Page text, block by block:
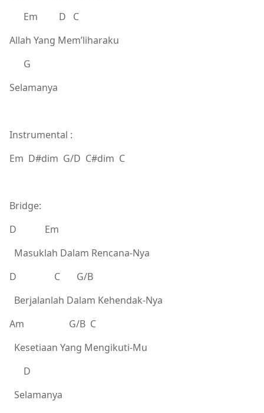
Em D C
Allah Yang Mem’liharaku
G
Selamanya
Instrumental :
Em D#dim G/D C#dim C
Bridge:
D Em
Masuklah Dalam Rencana-Nya
D C G/B
Berjalanlah Dalam Kehendak-Nya
Am G/B C
Kesetiaan Yang Mengikuti-Mu
D
Selamanya